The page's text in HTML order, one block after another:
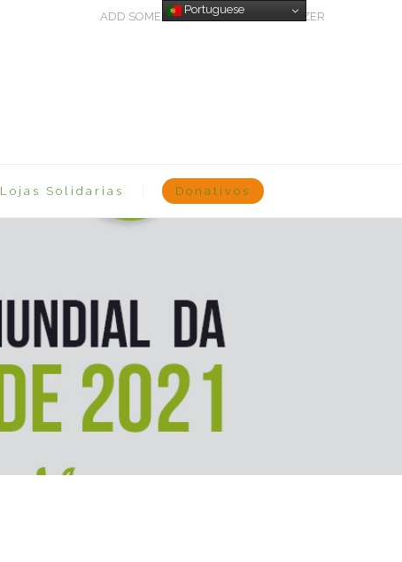
ADD SOME TEXT THROUGH CUSTOMIZER
Lojas Solidarias Donativos
Portuguese